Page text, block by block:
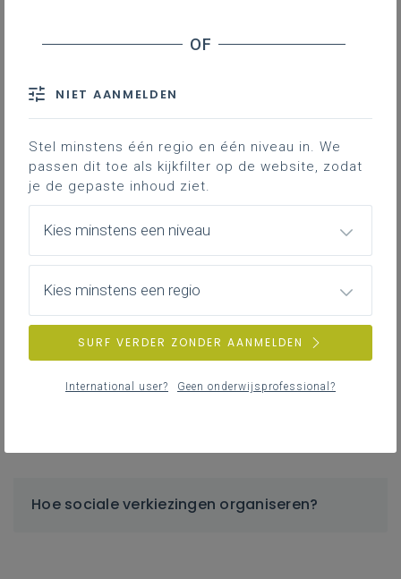
Hoe sociale verkiezingen organiseren?
NIET AANMELDEN
Stel minstens één regio en één niveau in. We
passen dit toe als kijkfilter op de website, zodat
je de gepaste inhoud ziet.
Kies minstens een niveau
Kies minstens een regio
SURF VERDER ZONDER AANMELDEN
International user? Geen onderwijsprofessional?